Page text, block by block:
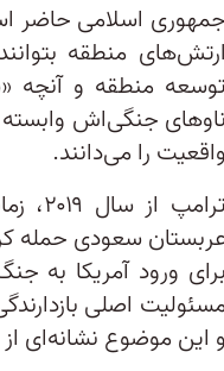
جمهوری اسلامی حاضر
ارتش‌های منطقه
توسعه منطقه و آنچه
ناوهای جنگی‌اش
واقعیت را می‌دانند.
عربستان سعودی حمله
مسئولیت اصلی
و این موضوع نشانه‌ای از